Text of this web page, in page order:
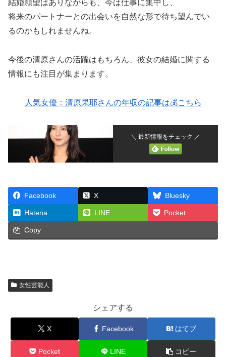
結婚願望はありながらも、今は仕事に集中し、
将来のパートナーとの出会いを自然な形で待ち望んでい
るのかもしれませんね。
今後の清原さんの活躍はもちろん、彼女の結婚に関する
情報にも注目が集まります。
人気女優：清原果耶さんの年収の記事は💰こちら
＼ 最新情報をチェック ／
Facebook X Bluesky
Hatena LINE Pocket
Copy
女性芸能人
シェアする
X Facebook はてブ
Pocket LINE コピー